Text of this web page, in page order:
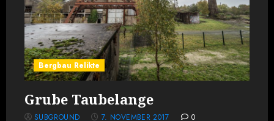
Bergbau Relikte
Grube Taubelange
SUBGROUND 7. NOVEMBER 2017 0